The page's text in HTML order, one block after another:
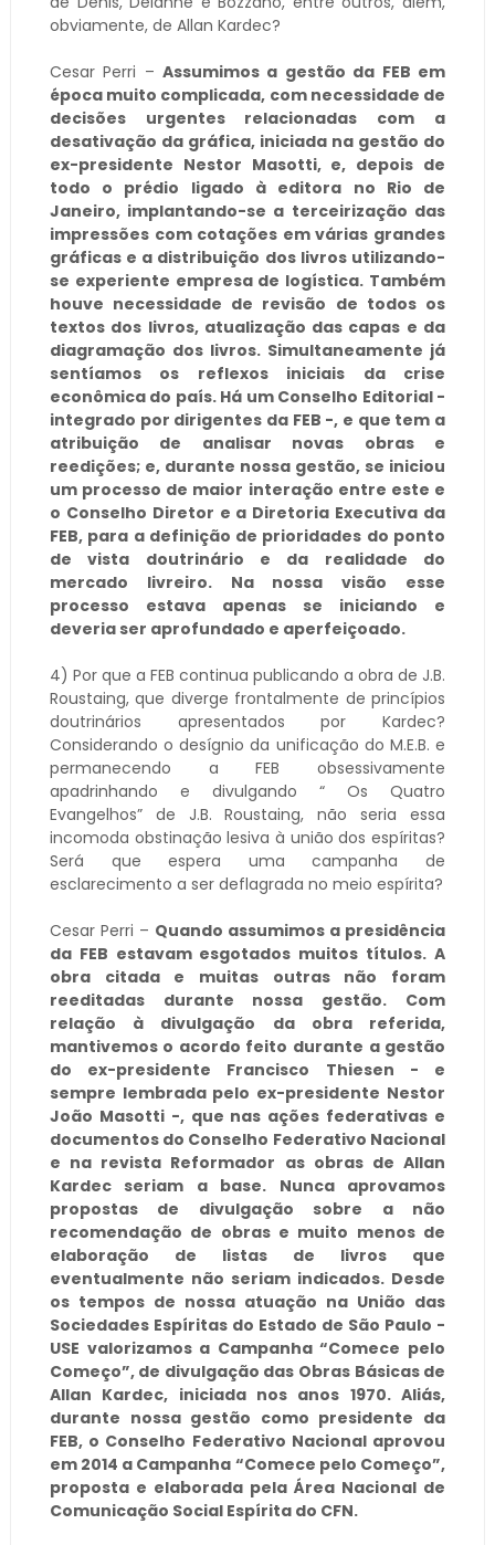
obviamente, de Allan Kardec?
Cesar Perri –Assumimos a gestão da FEB em
época muito complicada, com necessidade de
decisões urgentes relacionadas com a
desativação da gráfica, iniciada na gestão do
ex-presidente Nestor Masotti, e, depois de
todo o prédio ligado à editora no Rio de
Janeiro, implantando-se a terceirização das
impressões com cotações em várias grandes
gráficas e a distribuição dos livros utilizando-
se experiente empresa de logística. Também
houve necessidade de revisão de todos os
textos dos livros, atualização das capas e da
diagramação dos livros. Simultaneamente já
sentíamos os reflexos iniciais da crise
econômica do país. Há um Conselho Editorial -
integrado por dirigentes da FEB -, e que tem a
atribuição de analisar novas obras e
reedições; e, durante nossa gestão, se iniciou
um processo de maior interação entre este e
o Conselho Diretor e a Diretoria Executiva da
FEB, para a definição de prioridades do ponto
de vista doutrinário e da realidade do
mercado livreiro. Na nossa visão esse
processo estava apenas se iniciando e
deveria ser aprofundado e aperfeiçoado.
4) Por que a FEB continua publicando a obra de J.B.
Roustaing, que diverge frontalmente de princípios
doutrinários apresentados por Kardec?
Considerando o desígnio da unificação do M.E.B. e
permanecendo a FEB obsessivamente
apadrinhando e divulgando “ Os Quatro
Evangelhos” de J.B. Roustaing, não seria essa
incomoda obstinação lesiva à união dos espíritas?
Será que espera uma campanha de
esclarecimento a ser deflagrada no meio espírita?
Cesar Perri – Quando assumimos a presidência
da FEB estavam esgotados muitos títulos. A
obra citada e muitas outras não foram
reeditadas durante nossa gestão. Com
relação à divulgação da obra referida,
mantivemos o acordo feito durante a gestão
do ex-presidente Francisco Thiesen - e
sempre lembrada pelo ex-presidente Nestor
João Masotti -, que nas ações federativas e
documentos do Conselho Federativo Nacional
e na revista Reformador as obras de Allan
Kardec seriam a base. Nunca aprovamos
propostas de divulgação sobre a não
recomendação de obras e muito menos de
elaboração de listas de livros que
eventualmente não seriam indicados. Desde
os tempos de nossa atuação na União das
Sociedades Espíritas do Estado de São Paulo -
USE valorizamos a Campanha “Comece pelo
Começo”, de divulgação das Obras Básicas de
Allan Kardec, iniciada nos anos 1970. Aliás,
durante nossa gestão como presidente da
FEB, o Conselho Federativo Nacional aprovou
em 2014 a Campanha “Comece pelo Começo”,
proposta e elaborada pela Área Nacional de
Comunicação Social Espírita do CFN.